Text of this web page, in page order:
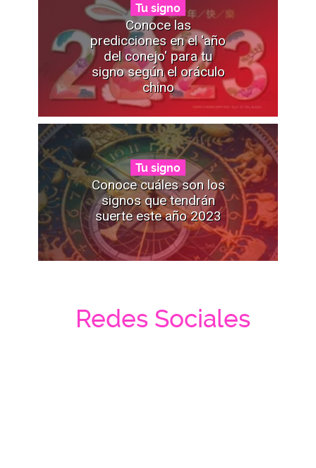
Tu signo
Conoce las
predicciones en el 'año
del conejo' para tu
signo según el oráculo
chino
Tu signo
Conoce cuáles son los
signos que tendrán
suerte este año 2023
Redes Sociales